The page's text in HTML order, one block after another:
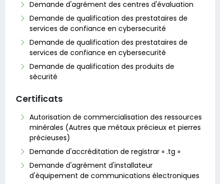
Demande d'agrément des centres d'évaluation
Demande de qualification des prestataires de
services de confiance en cybersecurité
Demande de qualification des prestataires de
services de confiance en cybersecurité
Demande de qualification des produits de
sécurité
Certificats
Autorisation de commercialisation des ressources
minérales (Autres que métaux précieux et pierres
précieuses)
Demande d'accréditation de registrar « .tg »
Demande d'agrément d'installateur
d'équipement de communications électroniques